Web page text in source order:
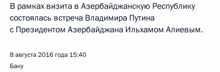
В рамках визита в Азербайджанскую Республику
состоялась встреча Владимира Путина
с Президентом Азербайджана Ильхамом Алиевым.
8 августа 2016 года 15:40
Баку